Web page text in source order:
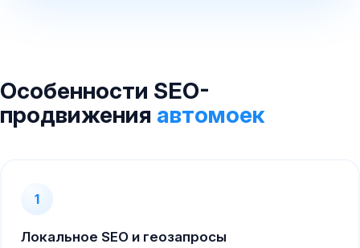
Особенности SEO-
продвижения автомоек
1
Локальное SEO и геозапросы